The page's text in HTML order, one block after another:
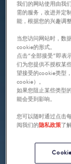
我们的网站使用由我
需的服务，改进并定
能，根据您的兴趣调
当您访问网站时，数
cookie的形式。
点击“全部接受”即表
们为您提供不授权某
望接受的cookie类型
cookie）。
如果您阻止某些类型
能会受到影响。
您可以随时通过点击
阅我们的 隐私政策了